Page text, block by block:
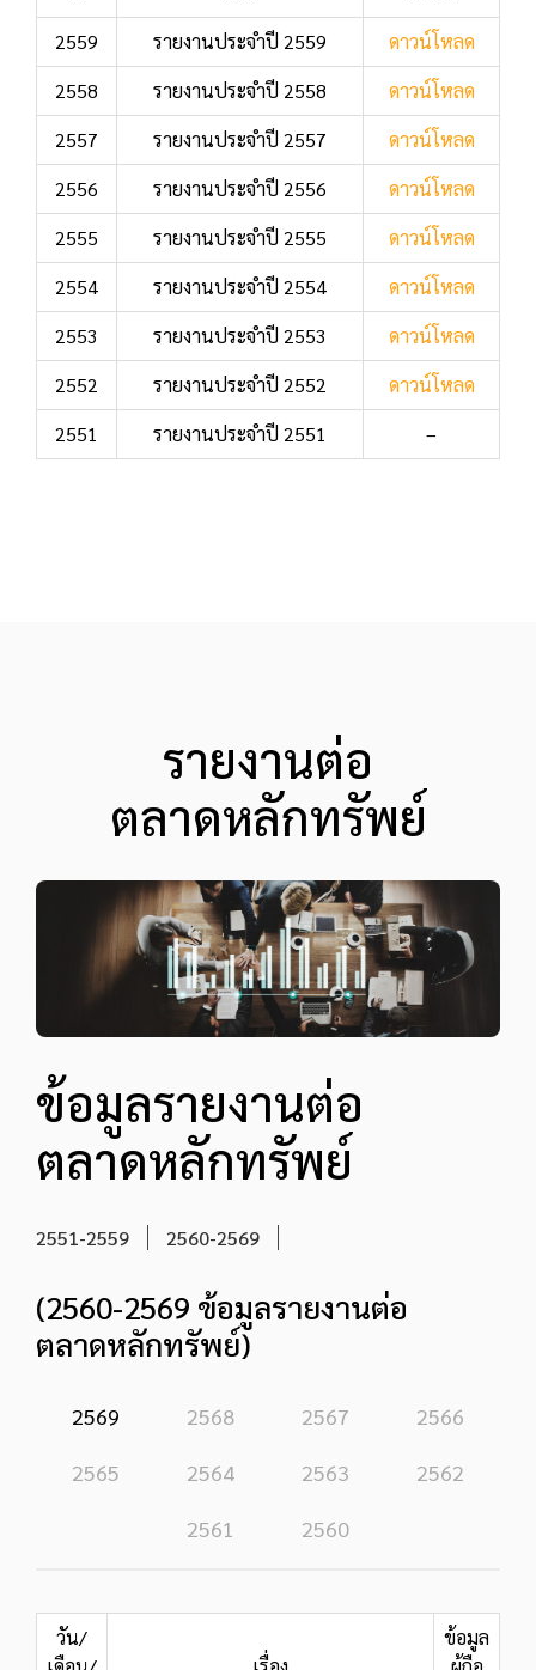
2559
รายงานประจำปี 2559
ดาวน์โหลด
2558
รายงานประจำปี 2558
ดาวน์โหลด
2557
รายงานประจำปี 2557
ดาวน์โหลด
2556
รายงานประจำปี 2556
ดาวน์โหลด
2555
รายงานประจำปี 2555
ดาวน์โหลด
2554
รายงานประจำปี 2554
ดาวน์โหลด
2553
รายงานประจำปี 2553
ดาวน์โหลด
2552
รายงานประจำปี 2552
ดาวน์โหลด
2551
รายงานประจำปี 2551 –
รายงานต่อ
ตลาดหลักทรัพย์
ข้อมูลรายงานต่อ
ตลาดหลักทรัพย์
2551-2559 2560-2569
(2560-2569 ข้อมูลรายงานต่อ
ตลาดหลักทรัพย์)
2569 2568 2567 2566
2565 2564 2563 2562
2561 2560
วัน/
ข้อมูล